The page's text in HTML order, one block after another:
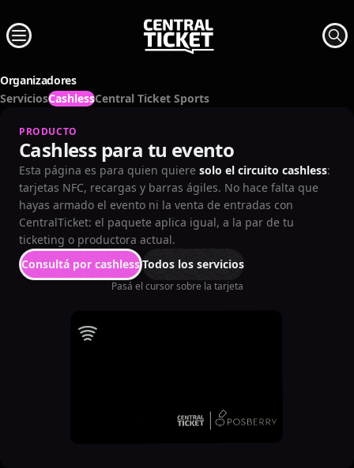
Organizadores
ServiciosCashlessCentral Ticket Sports
PRODUCTO
Cashless para tu evento
Esta página es para quien quiere solo el circuito cashless:
tarjetas NFC, recargas y barras ágiles. No hace falta que
hayas armado el evento ni la venta de entradas con
CentralTicket: el paquete aplica igual, a la par de tu
ticketing o productora actual.
Consultá por cashlessTodos los servicios
Pasá el cursor sobre la tarjeta